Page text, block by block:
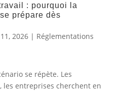
: pourquoi la
prépare dès
2026| Réglementations
se répète. Les
entreprises cherchent en